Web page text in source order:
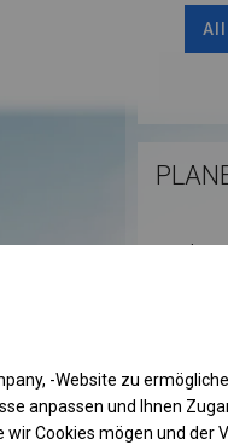
Die Plane
-Website zu
anpassen und Ihnen
Cookies mögen und der